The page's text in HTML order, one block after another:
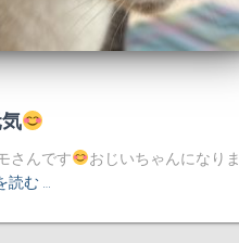
さんです
おじいちゃんになりま
読む …